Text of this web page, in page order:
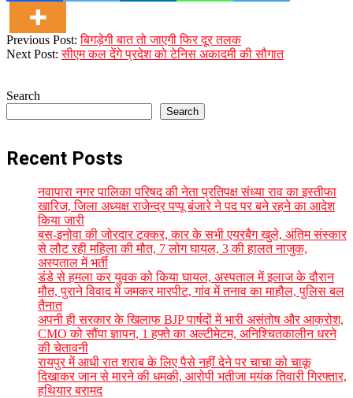
2023-
09-
Previous Post:बिगड़ेगी बात तो जाएगी फिर दूर तलक
Next Post:सीएम कल देंगे प्रदेश को टेनिस अकादमी की सौगात
Search
Search
Recent Posts
नवापारा नगर पालिका परिषद की नेता प्रतिपक्ष संध्या राव का इस्तीफा
खारिज, जिला अध्यक्ष राजेन्द्र पप्पू बंजारे ने पद पर बने रहने का आदेश
किया जारी
बस-इनोवा की जोरदार टक्कर, कार के सभी एयरबैग खुले, अंतिम संस्कार
से लौट रही महिला की मौत, 7 लोग घायल, 3 की हालत नाजुक,
अस्पताल में भर्ती
डंडे से हमला कर युवक को किया घायल, अस्पताल में इलाज के दौरान
मौत, पुराने विवाद में जमकर मारपीट, गांव में तनाव का माहौल, पुलिस बल
तैनात
अपनी ही सरकार के खिलाफ BJP पार्षदों में भारी असंतोष और आक्रोश,
CMO को सौंपा ज्ञापन, 1 हफ्ते का अल्टीमेटम, अनिश्चितकालीन धरने
की चेतावनी
रायपुर में आधी रात शराब के लिए पैसे नहीं देने पर चाचा को चाकू
दिखाकर जान से मारने की धमकी, आरोपी भतीजा मयंक तिवारी गिरफ्तार,
हथियार बरामद